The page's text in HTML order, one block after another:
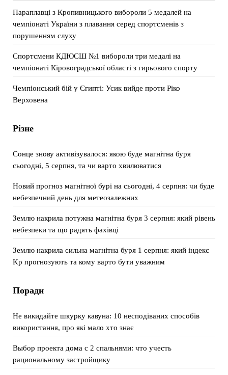
Параплавці з Кропивницького вибороли 5 медалей на
чемпіонаті України з плавання серед спортсменів з
порушенням слуху
Спортсмени КДЮСШ №1 вибороли три медалі на
чемпіонаті Кіровоградської області з гирьового спорту
Чемпіонський бій у Єгипті: Усик вийде проти Ріко
Верховена
Різне
Сонце знову активізувалося: якою буде магнітна буря
сьогодні, 5 серпня, та чи варто хвилюватися
Новий прогноз магнітної бурі на сьогодні, 4 серпня: чи буде
небезпечний день для метеозалежних
Землю накрила потужна магнітна буря 3 серпня: який рівень
небезпеки та що радять фахівці
Землю накрила сильна магнітна буря 1 серпня: який індекс
Kp прогнозують та кому варто бути уважним
Поради
Не викидайте шкурку кавуна: 10 несподіваних способів
використання, про які мало хто знає
Выбор проекта дома с 2 спальнями: что учесть
рациональному застройщику